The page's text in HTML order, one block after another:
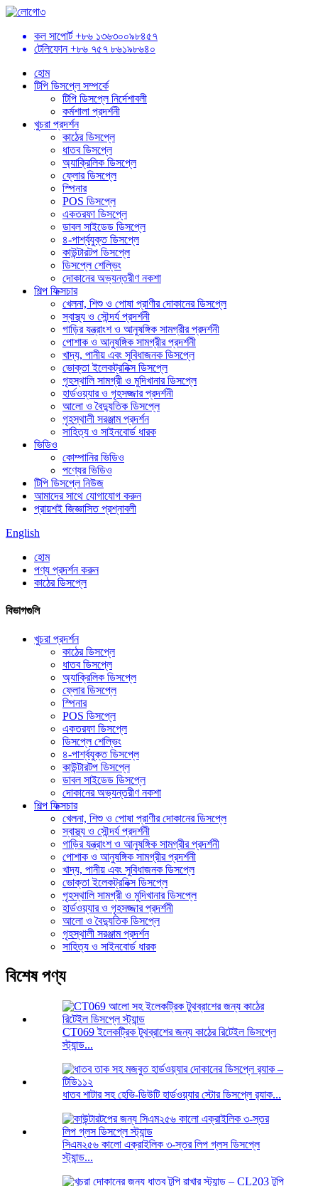
কল সাপোর্ট +৮৬ ১৩৬৩০০৯৮৪৫৭
টেলিফোন +৮৬ ৭৫৭ ৮৬১৯৮৬৪০
হোম
টিপি ডিসপ্লে সম্পর্কে
টিপি ডিসপ্লে নির্দেশাবলী
কর্মশালা প্রদর্শনী
খুচরা প্রদর্শন
কাঠের ডিসপ্লে
ধাতব ডিসপ্লে
অ্যাক্রিলিক ডিসপ্লে
ফ্লোর ডিসপ্লে
স্পিনার
POS ডিসপ্লে
একতরফা ডিসপ্লে
ডাবল সাইডেড ডিসপ্লে
৪-পার্শ্বযুক্ত ডিসপ্লে
কাউন্টারটপ ডিসপ্লে
ডিসপ্লে শেল্ভিং
দোকানের অভ্যন্তরীণ নকশা
শিল্প ফিক্সচার
খেলনা, শিশু ও পোষা প্রাণীর দোকানের ডিসপ্লে
স্বাস্থ্য ও সৌন্দর্য প্রদর্শনী
গাড়ির যন্ত্রাংশ ও আনুষঙ্গিক সামগ্রীর প্রদর্শনী
পোশাক ও আনুষঙ্গিক সামগ্রীর প্রদর্শনী
খাদ্য, পানীয় এবং সুবিধাজনক ডিসপ্লে
ভোক্তা ইলেকট্রনিক্স ডিসপ্লে
গৃহস্থালি সামগ্রী ও মুদিখানার ডিসপ্লে
হার্ডওয়্যার ও গৃহসজ্জার প্রদর্শনী
আলো ও বৈদ্যুতিক ডিসপ্লে
গৃহস্থালী সরঞ্জাম প্রদর্শন
সাহিত্য ও সাইনবোর্ড ধারক
ভিডিও
কোম্পানির ভিডিও
পণ্যের ভিডিও
টিপি ডিসপ্লে নিউজ
আমাদের সাথে যোগাযোগ করুন
প্রায়শই জিজ্ঞাসিত প্রশ্নাবলী
English
হোম
পণ্য প্রদর্শন করুন
কাঠের ডিসপ্লে
বিভাগগুলি
খুচরা প্রদর্শন
কাঠের ডিসপ্লে
ধাতব ডিসপ্লে
অ্যাক্রিলিক ডিসপ্লে
ফ্লোর ডিসপ্লে
স্পিনার
POS ডিসপ্লে
একতরফা ডিসপ্লে
ডিসপ্লে শেল্ভিং
৪-পার্শ্বযুক্ত ডিসপ্লে
কাউন্টারটপ ডিসপ্লে
ডাবল সাইডেড ডিসপ্লে
দোকানের অভ্যন্তরীণ নকশা
শিল্প ফিক্সচার
খেলনা, শিশু ও পোষা প্রাণীর দোকানের ডিসপ্লে
স্বাস্থ্য ও সৌন্দর্য প্রদর্শনী
গাড়ির যন্ত্রাংশ ও আনুষঙ্গিক সামগ্রীর প্রদর্শনী
পোশাক ও আনুষঙ্গিক সামগ্রীর প্রদর্শনী
খাদ্য, পানীয় এবং সুবিধাজনক ডিসপ্লে
ভোক্তা ইলেকট্রনিক্স ডিসপ্লে
গৃহস্থালি সামগ্রী ও মুদিখানার ডিসপ্লে
হার্ডওয়্যার ও গৃহসজ্জার প্রদর্শনী
আলো ও বৈদ্যুতিক ডিসপ্লে
গৃহস্থালী সরঞ্জাম প্রদর্শন
সাহিত্য ও সাইনবোর্ড ধারক
বিশেষ পণ্য
CT069 ইলেকট্রিক টুথব্রাশের জন্য কাঠের রিটেইল ডিসপ্লে
স্ট্যান্ড...
ধাতব শাটার সহ হেভি-ডিউটি ​​হার্ডওয়্যার স্টোর ডিসপ্লে র‍্যাক...
সিএম২৫৬ কালো এক্রাইলিক ৩-স্তর লিপ গ্লস ডিসপ্লে
স্ট্যান্ড...